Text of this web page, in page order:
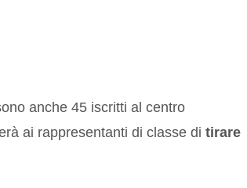
anche 45 iscritti al centro
ai rappresentanti di classe di tirare